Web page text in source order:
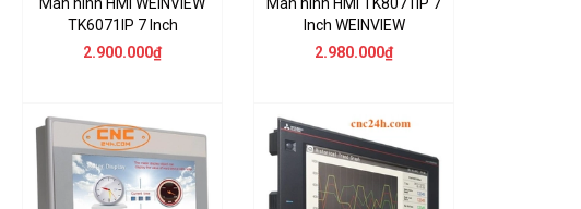
Màn hình HMI WEINVIEW
TK6071IP 7 Inch
2.900.000₫
Màn hình HMI TK8071IP 7
Inch WEINVIEW
2.980.000₫